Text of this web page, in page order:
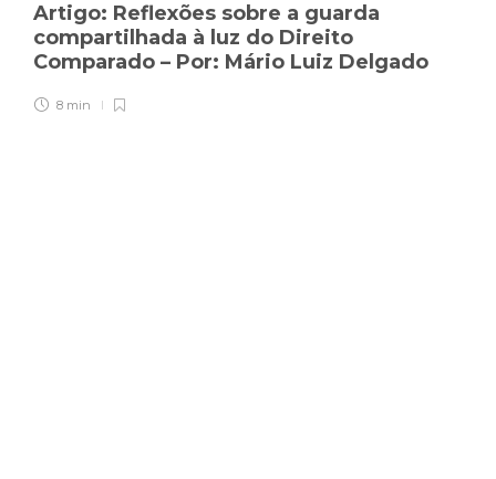
Artigo: Reflexões sobre a guarda
compartilhada à luz do Direito
Comparado – Por: Mário Luiz Delgado
8 min